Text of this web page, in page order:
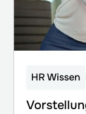
HR Wissen